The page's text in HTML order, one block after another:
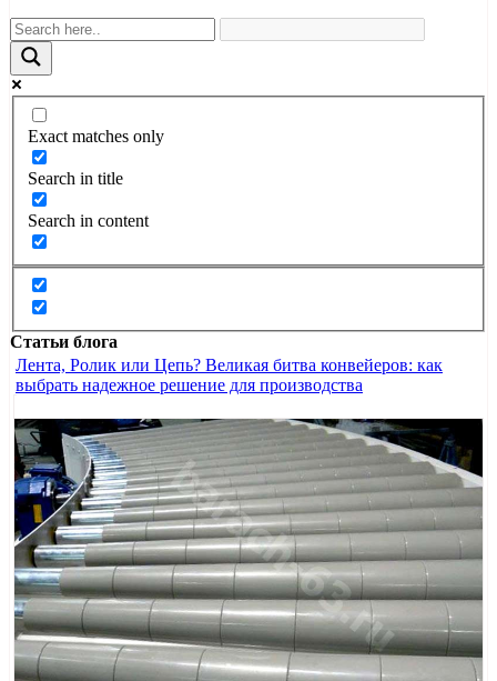
Exact matches only
Search in title
Search in content
Статьи блога
Лента, Ролик или Цепь? Великая битва конвейеров: как
выбрать надежное решение для производства